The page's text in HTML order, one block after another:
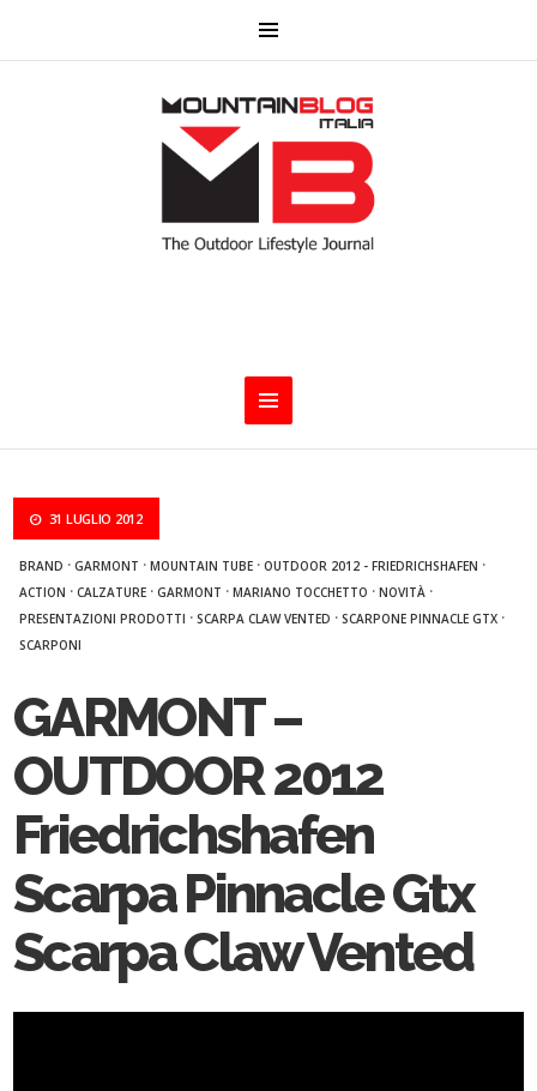
31 LUGLIO 2012
BRAND ·GARMONT ·MOUNTAIN TUBE ·OUTDOOR 2012 - FRIEDRICHSHAFEN ·
ACTION ·CALZATURE ·GARMONT ·MARIANO TOCCHETTO ·NOVITÀ ·
PRESENTAZIONI PRODOTTI ·SCARPA CLAW VENTED ·SCARPONE PINNACLE GTX ·
SCARPONI
GARMONT –
OUTDOOR 2012
Friedrichshafen
Scarpa Pinnacle Gtx
Scarpa Claw Vented